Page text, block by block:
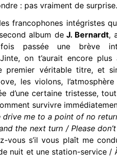
: pas vraiment de
francophones intégristes
album de J. Bernardt,
passée une brève
on t’aurait encore
véritable titre, et
les violons,
d’une certaine tristesse,
survivre
drive me to a point of no
the next turn / Please
vous s’il vous plaît me
nuit et une station-service /